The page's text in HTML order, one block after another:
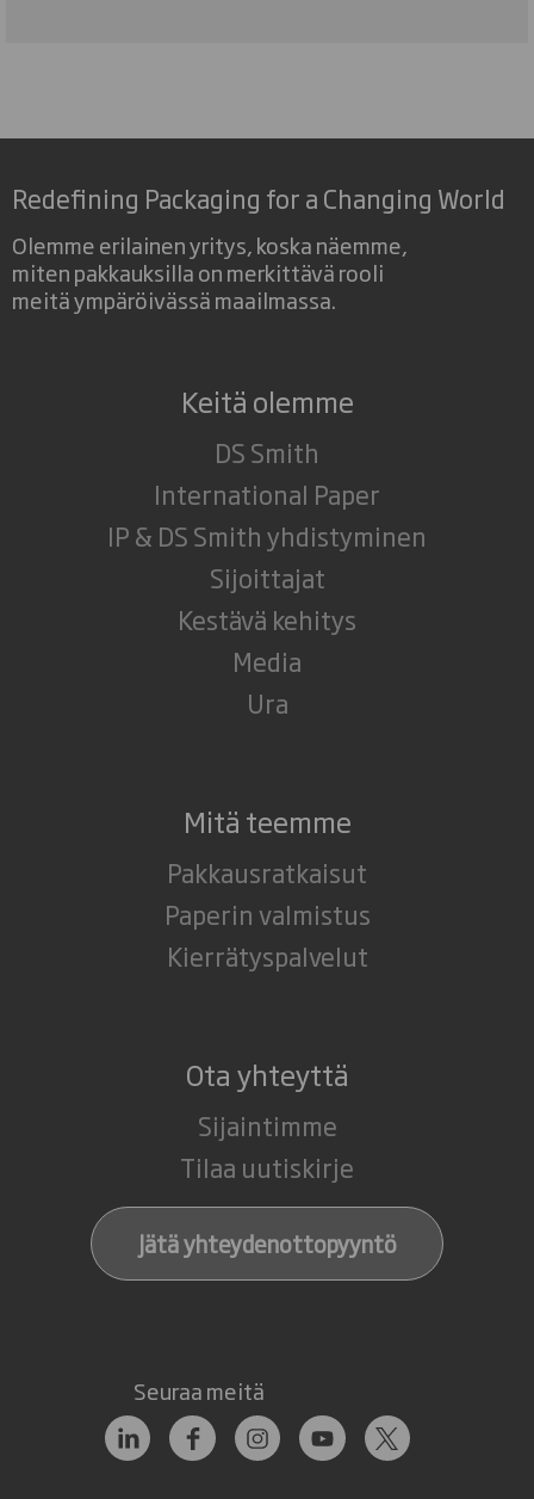
Redefining Packaging for a Changing World
Olemme erilainen yritys, koska näemme,
miten pakkauksilla on merkittävä rooli
meitä ympäröivässä maailmassa.
Keitä olemme
DS Smith
International Paper
IP & DS Smith yhdistyminen
Sijoittajat
Kestävä kehitys
Media
Ura
Mitä teemme
Pakkausratkaisut
Paperin valmistus
Kierrätyspalvelut
Ota yhteyttä
Sijaintimme
Tilaa uutiskirje
Jätä yhteydenottopyyntö
Seuraa meitä